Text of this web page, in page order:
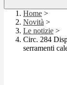
Home >
Novità >
Le notizie >
Circ. 284
serramenti